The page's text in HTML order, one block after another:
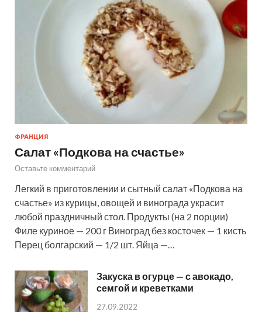
ФРАНЦИЯ
Салат «Подкова на счастье»
Оставьте комментарий
Легкий в приготовлении и сытный салат «Подкова на
счастье» из курицы, овощей и винограда украсит
любой праздничный стол. Продукты (на 2 порции)
Филе куриное — 200 г Виноград без косточек — 1 кисть
Перец болгарский — 1/2 шт. Яйца —…
Закуска в огурце — с авокадо,
семгой и креветками
27.09.2022